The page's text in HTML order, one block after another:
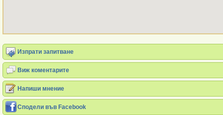
Изпрати запитване
Виж коментарите
Напиши мнение
Сподели във Facebook